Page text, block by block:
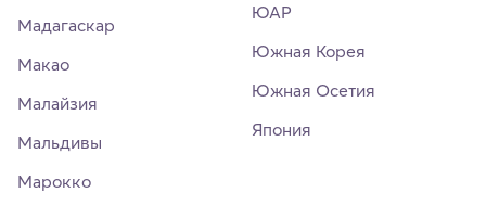
Мадагаскар
Макао
Малайзия
Мальдивы
Марокко
ЮАР
Южная Корея
Южная Осетия
Япония